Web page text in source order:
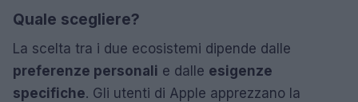
Quale scegliere?
La scelta tra i due ecosistemi dipende dalle
preferenze personali e dalle esigenze
specifiche. Gli utenti di Apple apprezzano la